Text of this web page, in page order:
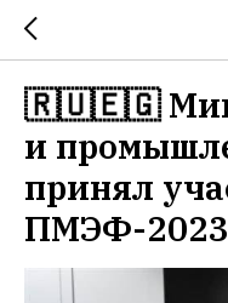
🇷🇺🇪🇬
и
принял
ПМЭФ-2023